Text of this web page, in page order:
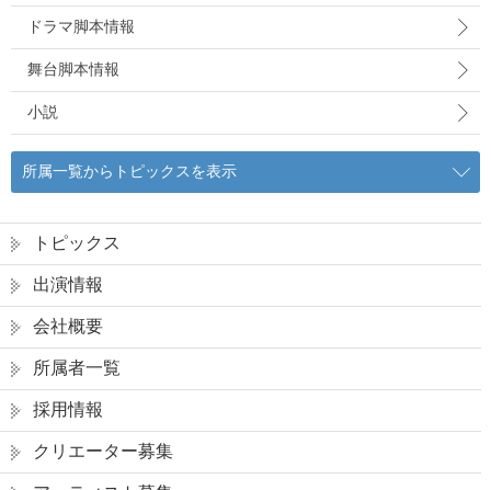
ドラマ脚本情報
舞台脚本情報
小説
所属一覧からトピックスを表示
トピックス
出演情報
会社概要
所属者一覧
採用情報
クリエーター募集